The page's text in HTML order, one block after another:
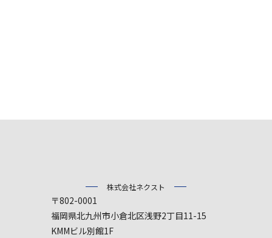
株式会社ネクスト
〒802-0001
福岡県北九州市小倉北区浅野2丁目11-15
KMMビル別館1F